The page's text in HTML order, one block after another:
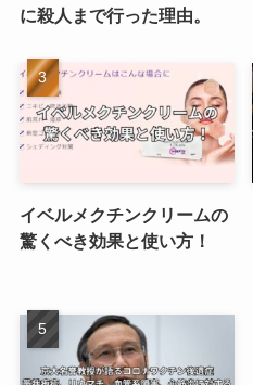
に殺人まで行った理由。
イベルメクチンクリームの
驚くべき効果と使い方！